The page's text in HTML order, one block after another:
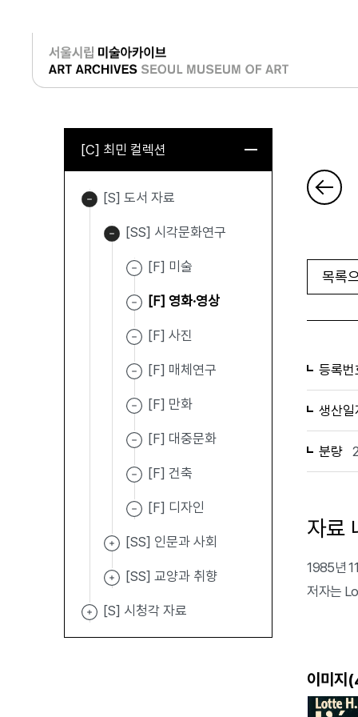
로그인
[C] 최민 컬렉션
[S] 도서 자료
[SS] 시각문화연구
[F] 미술
[F] 영화·영상
[F] 사진
[F] 매체연구
[F] 만화
[F] 대중문화
[F] 건축
[F] 디자인
[SS] 인문과 사회
[SS] 교양과 취향
[S] 시청각 자료
목록
등록번
생산일
분량
자료
1985년
저자는
이미지(